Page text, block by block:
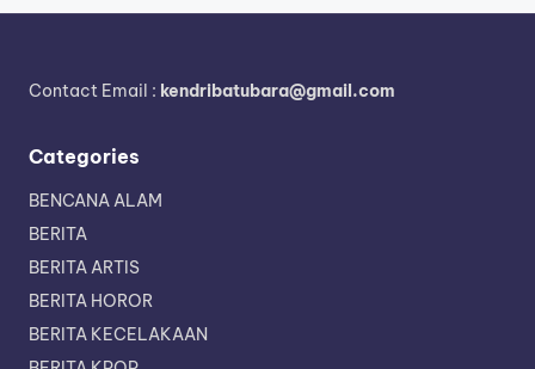
Contact Email : kendribatubara@gmail.com
Categories
BENCANA ALAM
BERITA
BERITA ARTIS
BERITA HOROR
BERITA KECELAKAAN